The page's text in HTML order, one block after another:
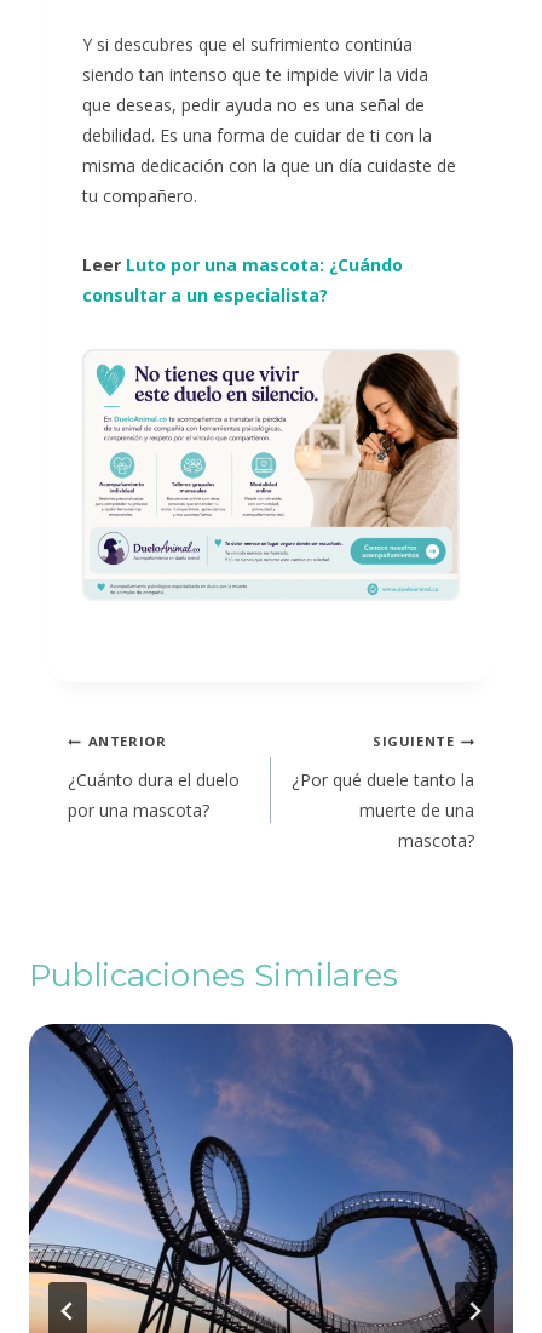
Y si descubres que el sufrimiento continúa
siendo tan intenso que te impide vivir la vida
que deseas, pedir ayuda no es una señal de
debilidad. Es una forma de cuidar de ti con la
misma dedicación con la que un día cuidaste de
tu compañero.
Leer Luto por una mascota: ¿Cuándo
consultar a un especialista?
Navegación
de
entradas
ANTERIOR
¿Cuánto dura el duelo
por una mascota?
SIGUIENTE
¿Por qué duele tanto la
muerte de una
mascota?
Publicaciones Similares